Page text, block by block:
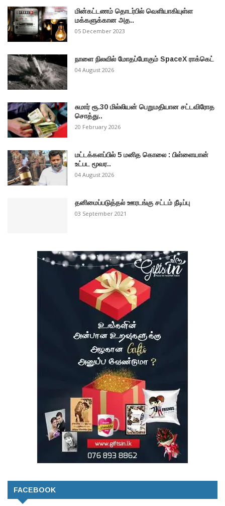
மின்கட்டணம் தொடர்பில் வெளியாகியுள்ள
மக்களுக்கான அத..
05 December 2023
நாளை நிலவில் மோதப்போகும் SpaceX ராக்கெட்
04 August 2026
சுமார் ரூ.30 மில்லியன் பெறுமதியான சட்டவிரோத
சொத்து..
20 February 2026
மட்டக்களப்பில் 5 மனித கொலை : பிள்ளையான்
உட்பட மூவர..
04 August 2026
தனிமைப்படுத்தல் ஊரடங்கு சட்டம் நீடிப்பு
03 September 2021
FACEBOOK